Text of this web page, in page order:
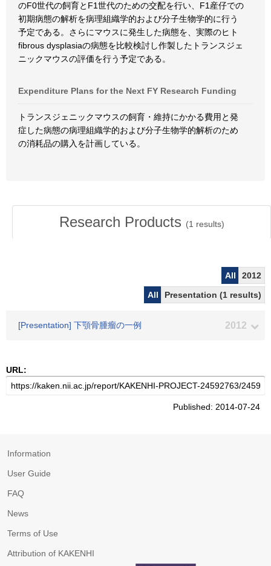
のF0世代の飼育とF1世代のための交配を行い、F1産仔での
初期病態の解析を病理組織学的および分子生物学的に行う
予定である。さらにマウスに発生した病態を、実際のヒト
fibrous dysplasiaの病態を比較検討し作製したトランスジェ
ニックマウスの評価を行う予定である。
Expenditure Plans for the Next FY Research Funding
トランスジェニックマウスの飼育・維持にかかる費用と発
症した病態の病理組織学的および分子生物学的解析のため
の消耗品の購入を計画している。
Research Products (1 results)
All
2012
All
Presentation (1 results)
[Presentation] 下顎骨腫瘤の一例 2012
URL:
Published: 2014-07-24
Information
User Guide
FAQ
News
Terms of Use
Attribution of KAKENHI